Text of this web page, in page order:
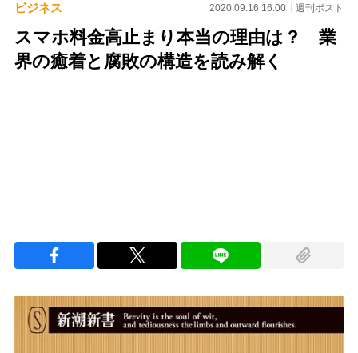
ビジネス 2020.09.16 16:00 週刊ポスト
スマホ料金高止まり本当の理由は？ 業
界の癒着と腐敗の構造を読み解く